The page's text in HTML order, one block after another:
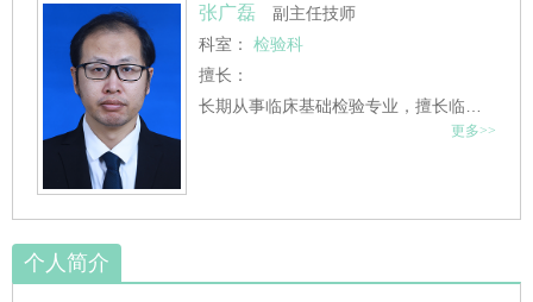
张广磊
副主任技师
科室： 检验科
擅长：
更多>>
个人简介